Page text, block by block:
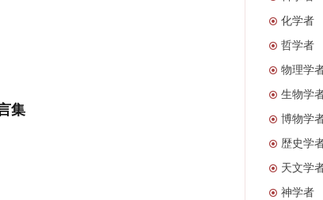
集
化学者
哲学者
物理学
生物学
博物学
歴史学
天文学
神学者